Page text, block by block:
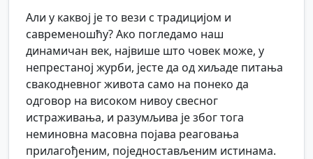
Али у каквој је то вези с традицијом и
савременошћу? Ако погледамо наш
динамичан век, највише што човек може, у
непрестаној журби, јесте да од хиљаде питања
свакодневног живота само на понеко да
одговор на високом нивоу свесног
истраживања, и разумљива је због тога
неминовна масовна појава реаговања
прилагођеним, поједностављеним истинама.